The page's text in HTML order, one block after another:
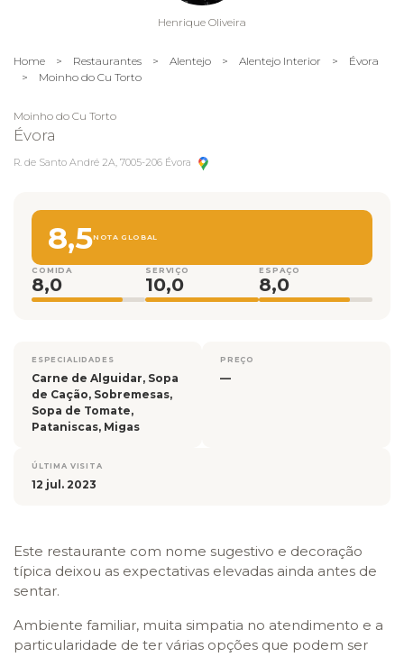
Henrique Oliveira
Home > Restaurantes > Alentejo > Alentejo Interior > Évora
> Moinho do Cu Torto
Moinho do Cu Torto
Évora
R. de Santo André 2A, 7005-206 Évora
8,5NOTA GLOBAL
COMIDA
8,0
SERVIÇO
10,0
ESPAÇO
8,0
ESPECIALIDADES
Carne de Alguidar, Sopa
de Cação, Sobremesas,
Sopa de Tomate,
Pataniscas, Migas
PREÇO
—
ÚLTIMA VISITA
12 jul. 2023
Este restaurante com nome sugestivo e decoração
típica deixou as expectativas elevadas ainda antes de
sentar.
Ambiente familiar, muita simpatia no atendimento e a
particularidade de ter várias opções que podem ser